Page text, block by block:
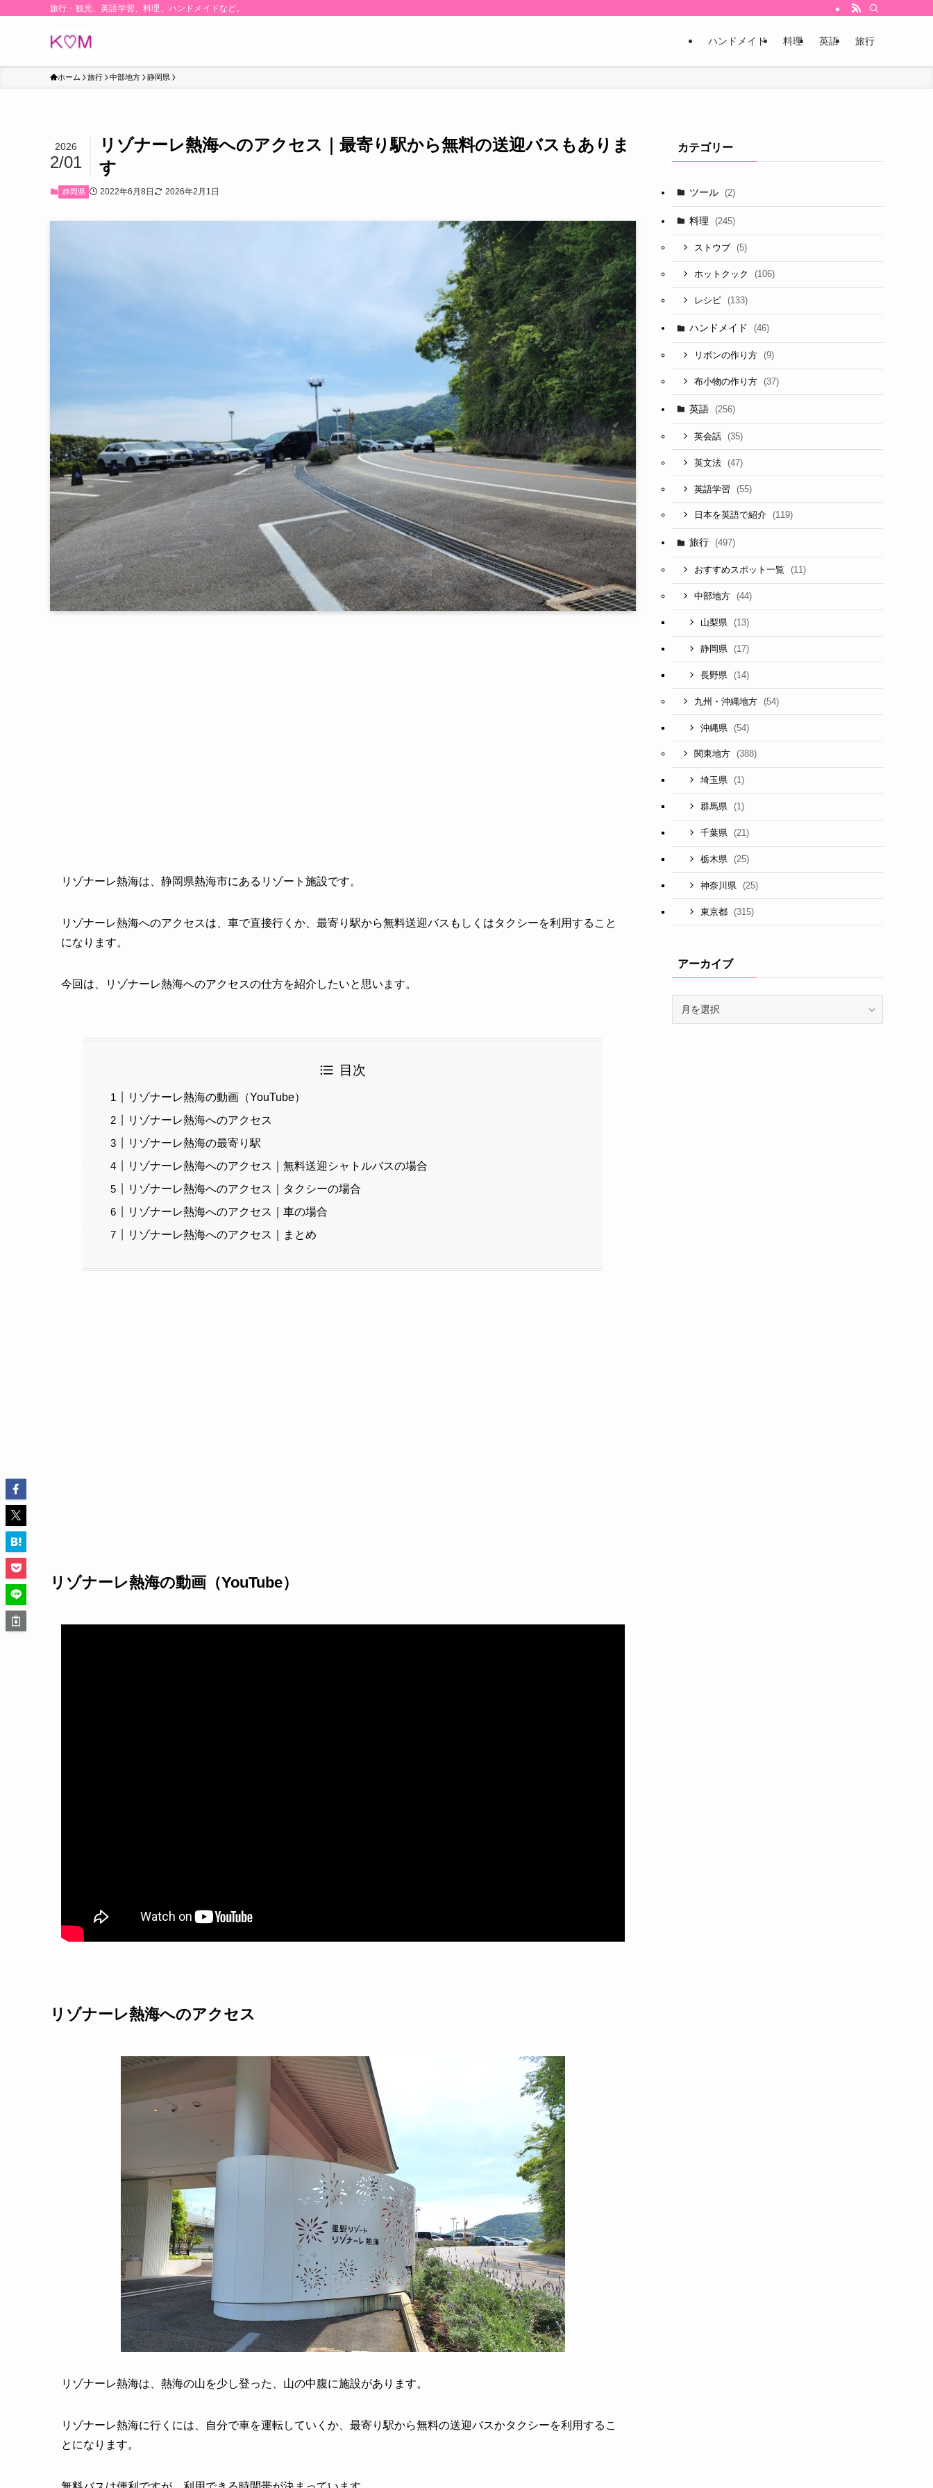
旅行・観光、英語学習、料理、ハンドメイドなど。
ハンドメイド 料理 英語 旅行
ホーム 旅行 中部地方 静岡県
リゾナーレ熱海へのアクセス｜最寄り駅から無料の送迎バスもありま
す
2026
2/01
静岡県 2022年6月8日 2026年2月1日
リゾナーレ熱海は、静岡県熱海市にあるリゾート施設です。
リゾナーレ熱海へのアクセスは、車で直接行くか、最寄り駅から無料送迎バスもしくはタクシーを利用すること
になります。
今回は、リゾナーレ熱海へのアクセスの仕方を紹介したいと思います。
目次
リゾナーレ熱海の動画（YouTube）
リゾナーレ熱海へのアクセス
リゾナーレ熱海の最寄り駅
リゾナーレ熱海へのアクセス｜無料送迎シャトルバスの場合
リゾナーレ熱海へのアクセス｜タクシーの場合
リゾナーレ熱海へのアクセス｜車の場合
リゾナーレ熱海へのアクセス｜まとめ
リゾナーレ熱海の動画（YouTube）
リゾナーレ熱海へのアクセス
リゾナーレ熱海は、熱海の山を少し登った、山の中腹に施設があります。
リゾナーレ熱海に行くには、自分で車を運転していくか、最寄り駅から無料の送迎バスかタクシーを利用するこ
とになります。
カテゴリー
ツール (2)
料理 (245)
ストウブ (5)
ホットクック (106)
レシピ (133)
ハンドメイド (46)
リボンの作り方 (9)
布小物の作り方 (37)
英語 (256)
英会話 (35)
英文法 (47)
英語学習 (55)
日本を英語で紹介 (119)
旅行 (497)
おすすめスポット一覧 (11)
中部地方 (44)
山梨県 (13)
静岡県 (17)
長野県 (14)
九州・沖縄地方 (54)
沖縄県 (54)
関東地方 (388)
埼玉県 (1)
群馬県 (1)
千葉県 (21)
栃木県 (25)
神奈川県 (25)
東京都 (315)
アーカイブ